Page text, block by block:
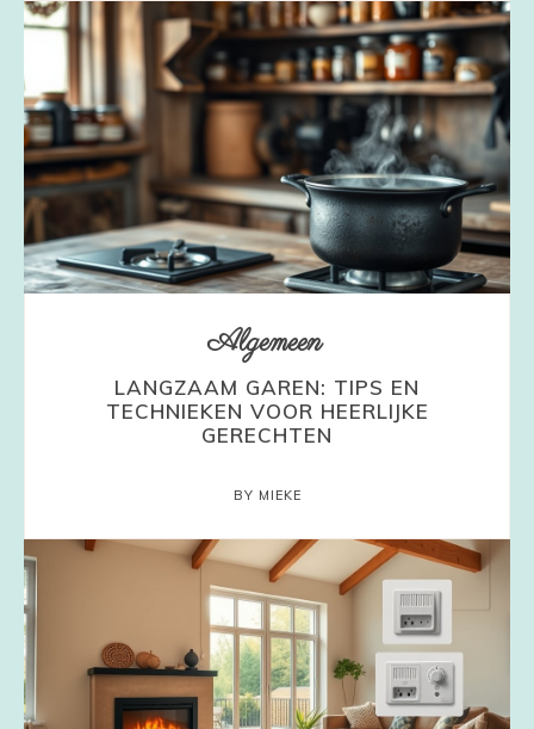
Algemeen
LANGZAAM GAREN: TIPS EN
TECHNIEKEN VOOR HEERLIJKE
GERECHTEN
BY MIEKE